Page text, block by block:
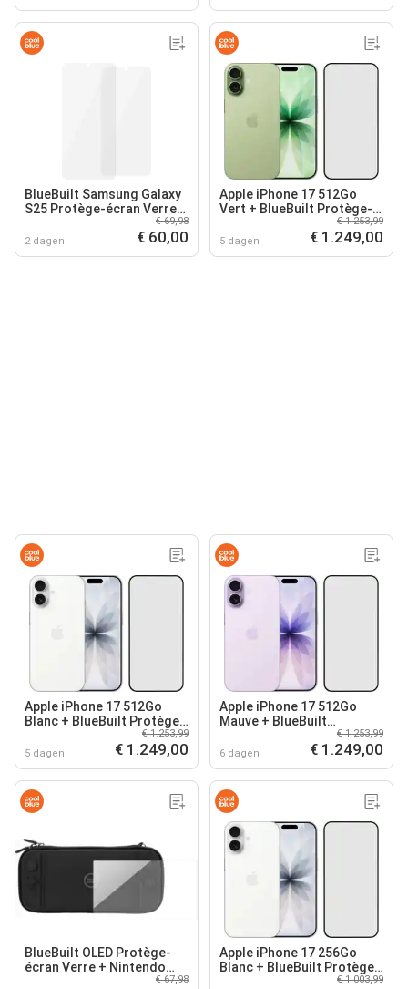
BlueBuilt Samsung Galaxy
S25 Protège-écran Verre
2 dagen
€ 69,98
€ 60,00
Apple iPhone 17 512Go
Vert + BlueBuilt Protège-
5 dagen
€ 1.253,99
€ 1.249,00
Apple iPhone 17 512Go
Blanc + BlueBuilt Protège-
5 dagen
€ 1.253,99
€ 1.249,00
Apple iPhone 17 512Go
Mauve + BlueBuilt
Protège-écran Verre
6 dagen
€ 1.253,99
€ 1.249,00
BlueBuilt OLED Protège-
écran Verre + Nintendo
€ 67,98
Apple iPhone 17 256Go
Blanc + BlueBuilt Protège-
€ 1.003,99